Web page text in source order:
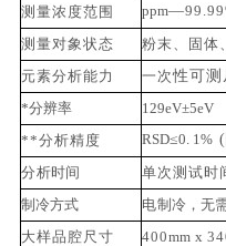
测量浓度范围
ppm—
测量对象状态
粉末、固体
元素分析能力 一 次性可测
*分辨率 129eV±5eV
**分析精 度 RSD≤0. 1%
分析时间 单次测试时
制冷方式
电制冷，无
大样品腔尺 寸 400mm x